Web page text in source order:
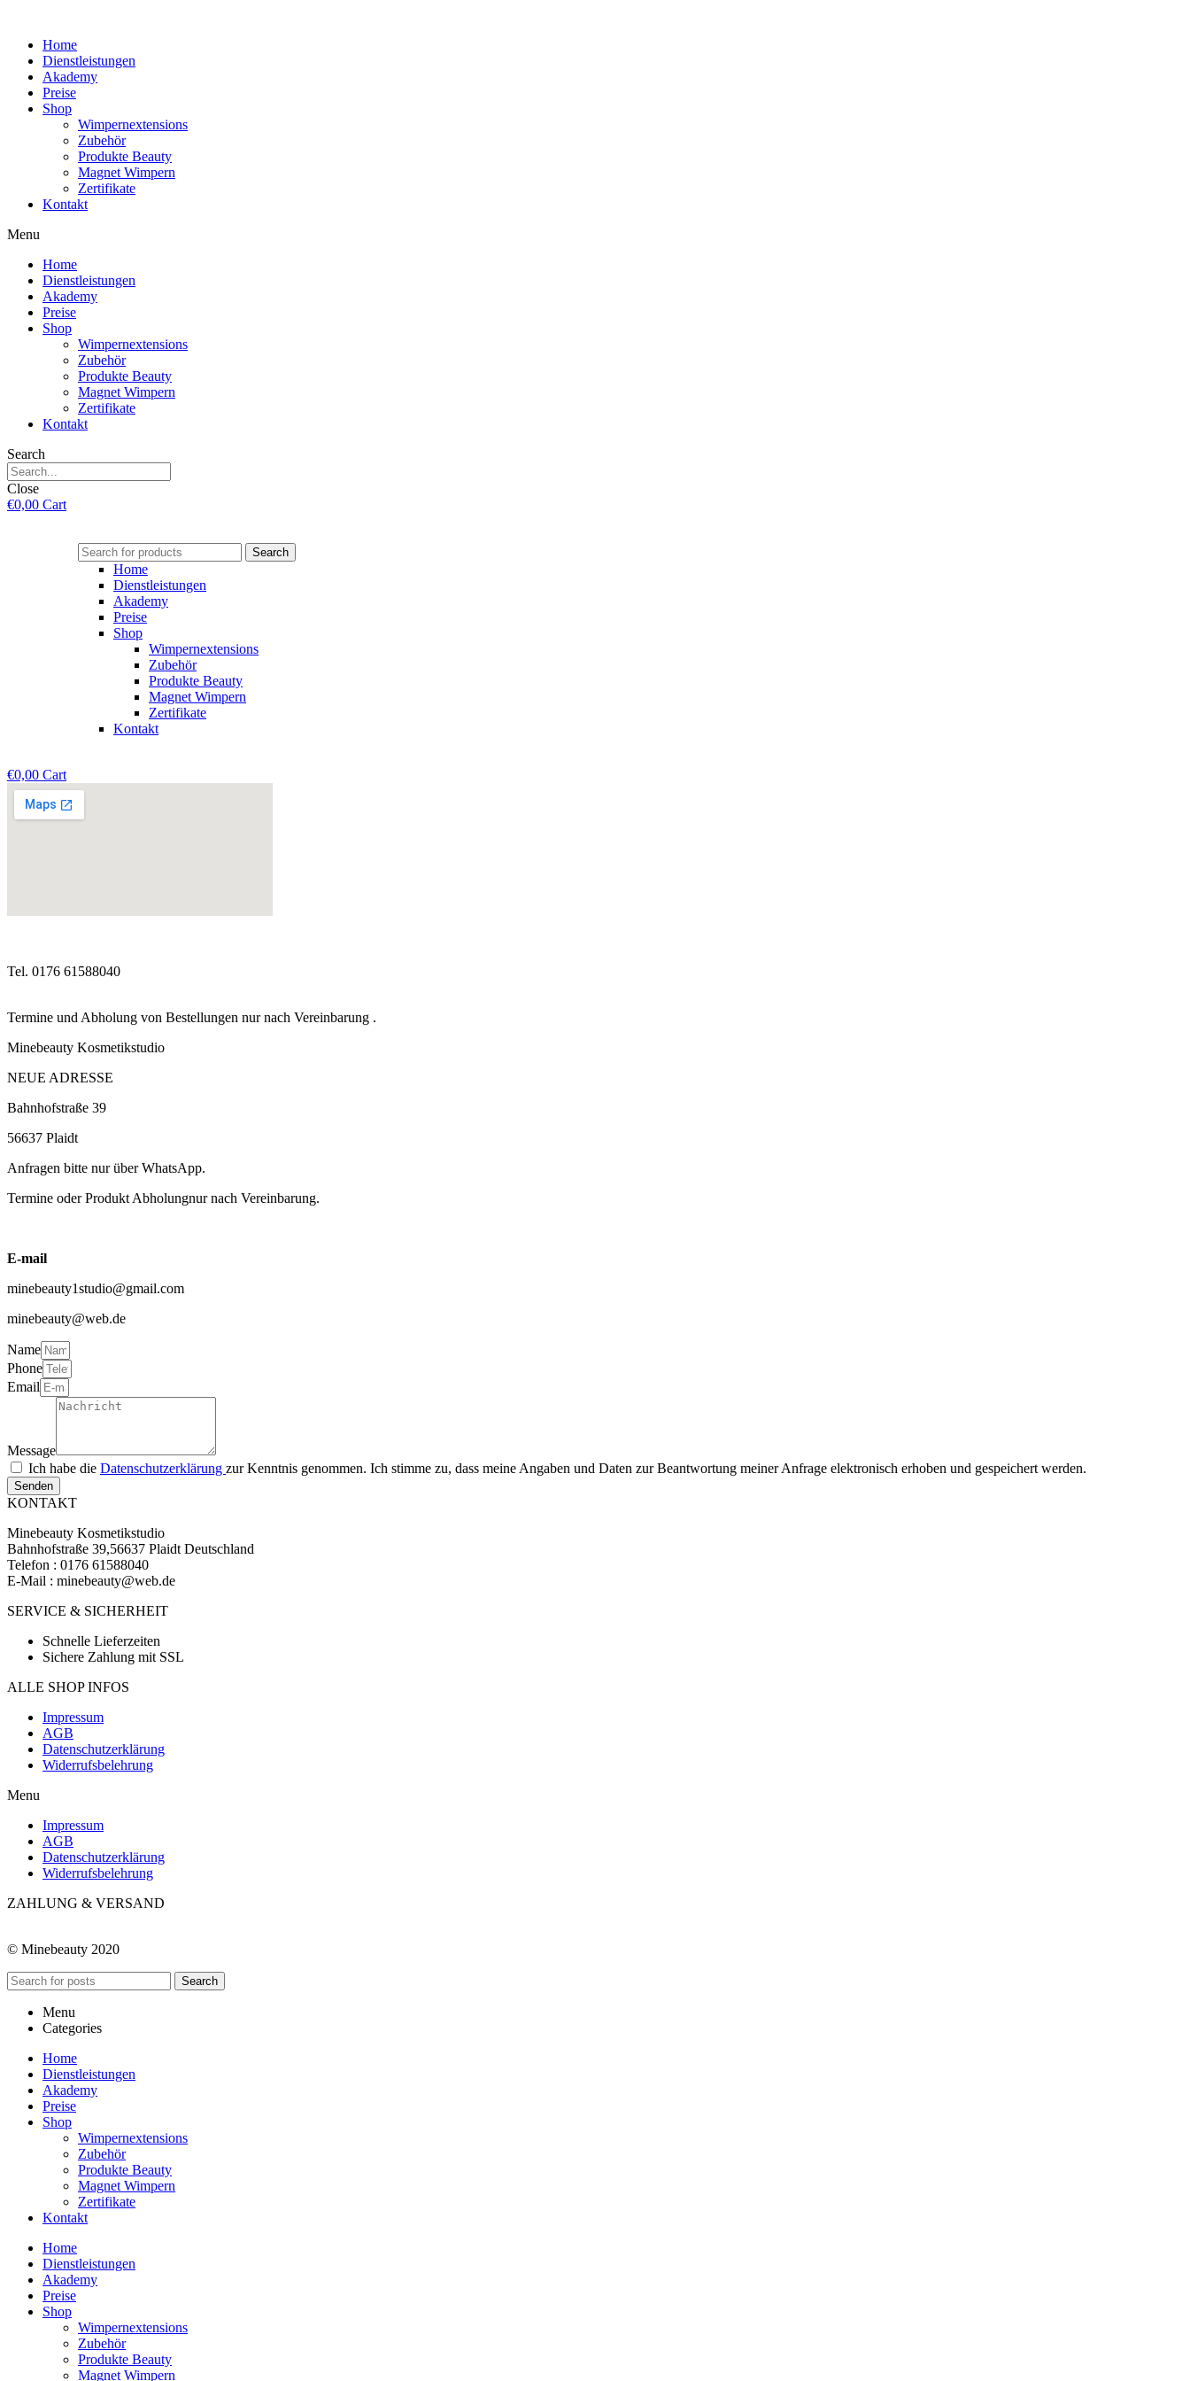
Home
Dienstleistungen
Akademy
Preise
Shop
Wimpernextensions
Zubehör
Produkte Beauty
Magnet Wimpern
Zertifikate
Kontakt
Menu
Home
Dienstleistungen
Akademy
Preise
Shop
Wimpernextensions
Zubehör
Produkte Beauty
Magnet Wimpern
Zertifikate
Kontakt
Search
Close
€0,00 Cart
Search
Home
Dienstleistungen
Akademy
Preise
Shop
Wimpernextensions
Zubehör
Produkte Beauty
Magnet Wimpern
Zertifikate
Kontakt
€0,00 Cart
Tel. 0176 61588040‬‬
Termine und Abholung von Bestellungen nur nach Vereinbarung .
Minebeauty Kosmetikstudio
NEUE ADRESSE
Bahnhofstraße 39
56637 Plaidt
Anfragen bitte nur über WhatsApp.
Termine oder Produkt Abholungnur nach Vereinbarung.
E-mail
minebeauty1studio@gmail.com
minebeauty@web.de
Name
Phone
Email
Message
Ich habe die Datenschutzerklärung zur Kenntnis genommen. Ich stimme zu, dass meine Angaben und Daten zur Beantwortung meiner Anfrage elektronisch erhoben und gespeichert werden.
Senden
KONTAKT
Minebeauty Kosmetikstudio
Bahnhofstraße 39,56637 Plaidt Deutschland
Telefon : ‭‭0176 61588040‬‬
E-Mail : minebeauty@web.de
SERVICE & SICHERHEIT
Schnelle Lieferzeiten
Sichere Zahlung mit SSL
ALLE SHOP INFOS
Impressum
AGB
Datenschutzerklärung
Widerrufsbelehrung
Menu
Impressum
AGB
Datenschutzerklärung
Widerrufsbelehrung
ZAHLUNG & VERSAND
© Minebeauty 2020
Search
Menu
Categories
Home
Dienstleistungen
Akademy
Preise
Shop
Wimpernextensions
Zubehör
Produkte Beauty
Magnet Wimpern
Zertifikate
Kontakt
Home
Dienstleistungen
Akademy
Preise
Shop
Wimpernextensions
Zubehör
Produkte Beauty
Magnet Wimpern